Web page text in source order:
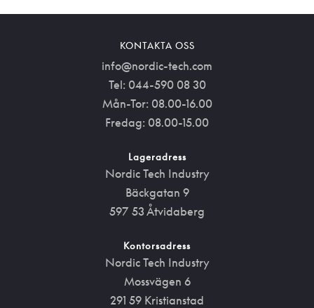
KONTAKTA OSS
info@nordic-tech.com
Tel: 044-590 08 30
Mån-Tor: 08.00-16.00
Fredag: 08.00-15.00
Lageradress
Nordic Tech Industry
Bäckgatan 9
597 53 Åtvidaberg
Kontorsadress
Nordic Tech Industry
Mossvägen 6
291 59 Kristianstad